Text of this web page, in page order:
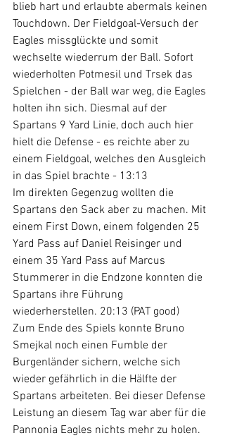
blieb hart und erlaubte abermals keinen
Touchdown. Der Fieldgoal-Versuch der
Eagles missglückte und somit
wechselte wiederrum der Ball. Sofort
wiederholten Potmesil und Trsek das
Spielchen - der Ball war weg, die Eagles
holten ihn sich. Diesmal auf der
Spartans 9 Yard Linie, doch auch hier
hielt die Defense - es reichte aber zu
einem Fieldgoal, welches den Ausgleich
in das Spiel brachte - 13:13
Im direkten Gegenzug wollten die
Spartans den Sack aber zu machen. Mit
einem First Down, einem folgenden 25
Yard Pass auf Daniel Reisinger und
einem 35 Yard Pass auf Marcus
Stummerer in die Endzone konnten die
Spartans ihre Führung
wiederherstellen. 20:13 (PAT good)
Zum Ende des Spiels konnte Bruno
Smejkal noch einen Fumble der
Burgenländer sichern, welche sich
wieder gefährlich in die Hälfte der
Spartans arbeiteten. Bei dieser Defense
Leistung an diesem Tag war aber für die
Pannonia Eagles nichts mehr zu holen.